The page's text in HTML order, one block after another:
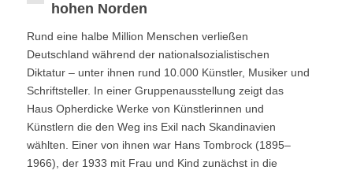
hohen Norden
Rund eine halbe Million Menschen verließen
Deutschland während der nationalsozialistischen
Diktatur – unter ihnen rund 10.000 Künstler, Musiker und
Schriftsteller. In einer Gruppenausstellung zeigt das
Haus Opherdicke Werke von Künstlerinnen und
Künstlern die den Weg ins Exil nach Skandinavien
wählten. Einer von ihnen war Hans Tombrock (1895–
1966), der 1933 mit Frau und Kind zunächst in die